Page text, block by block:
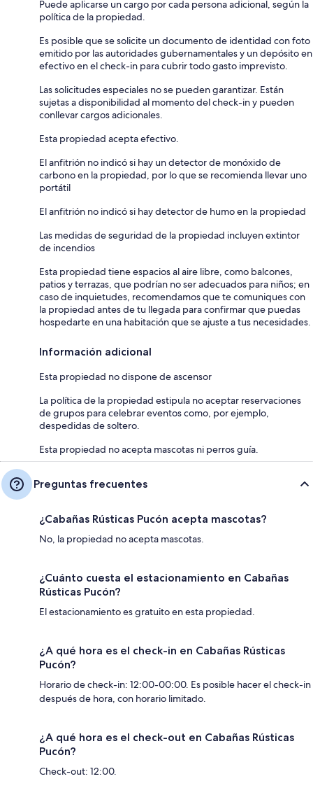
Puede aplicarse un cargo por cada persona adicional, según la
política de la propiedad.
Es posible que se solicite un documento de identidad con foto
emitido por las autoridades gubernamentales y un depósito en
efectivo en el check-in para cubrir todo gasto imprevisto.
Las solicitudes especiales no se pueden garantizar. Están
sujetas a disponibilidad al momento del check-in y pueden
conllevar cargos adicionales.
Esta propiedad acepta efectivo.
El anfitrión no indicó si hay un detector de monóxido de
carbono en la propiedad, por lo que se recomienda llevar uno
portátil
El anfitrión no indicó si hay detector de humo en la propiedad
Las medidas de seguridad de la propiedad incluyen extintor
de incendios
Esta propiedad tiene espacios al aire libre, como balcones,
patios y terrazas, que podrían no ser adecuados para niños; en
caso de inquietudes, recomendamos que te comuniques con
la propiedad antes de tu llegada para confirmar que puedas
hospedarte en una habitación que se ajuste a tus necesidades.
Información adicional
Esta propiedad no dispone de ascensor
La política de la propiedad estipula no aceptar reservaciones
de grupos para celebrar eventos como, por ejemplo,
despedidas de soltero.
Esta propiedad no acepta mascotas ni perros guía.
Preguntas frecuentes
¿Cabañas Rústicas Pucón acepta mascotas?
No, la propiedad no acepta mascotas.
¿Cuánto cuesta el estacionamiento en Cabañas
Rústicas Pucón?
El estacionamiento es gratuito en esta propiedad.
¿A qué hora es el check-in en Cabañas Rústicas
Pucón?
Horario de check-in: 12:00-00:00. Es posible hacer el check-in
después de hora, con horario limitado.
¿A qué hora es el check-out en Cabañas Rústicas
Pucón?
Check-out: 12:00.